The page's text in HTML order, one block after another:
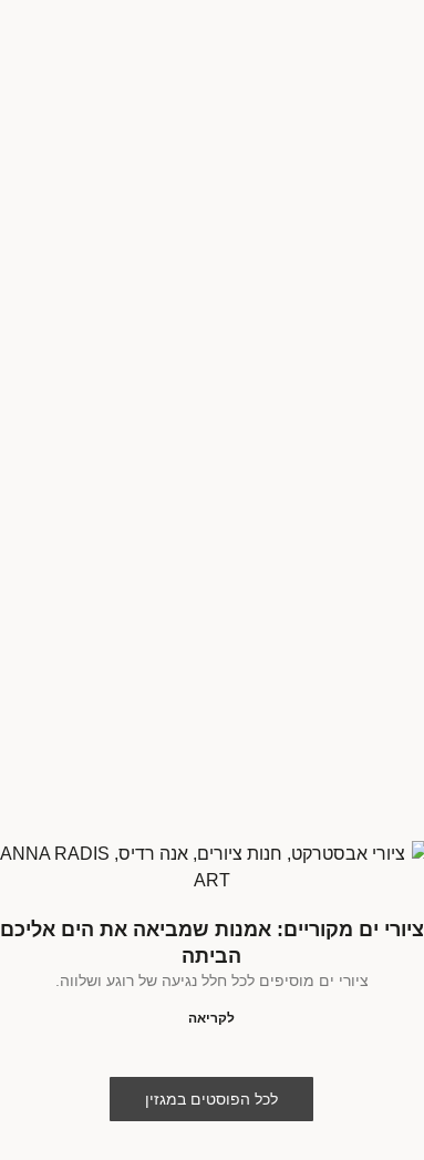
ציורי ים מקוריים: אמנות שמביאה את הים אליכם
הביתה
ציורי ים מוסיפים לכל חלל נגיעה של רוגע ושלווה.
לקריאה
לכל הפוסטים במגזין